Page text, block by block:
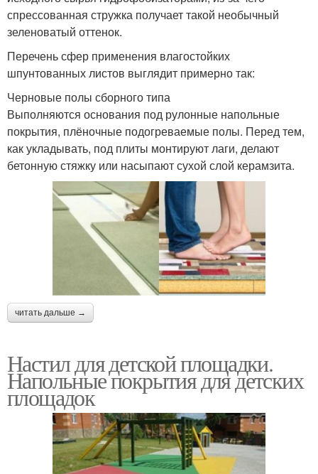
спрессованная стружка получает такой необычный
зеленоватый оттенок.
Перечень сфер применения влагостойких
шпунтованных листов выглядит примерно так:
Черновые полы сборного типа
Выполняются основания под рулонные напольные
покрытия, плёночные подогреваемые полы. Перед тем,
как укладывать, под плиты монтируют лаги, делают
бетонную стяжку или насыпают сухой слой керамзита.
читать дальше →
Настил для детской площадки.
Напольные покрытия для детских
площадок